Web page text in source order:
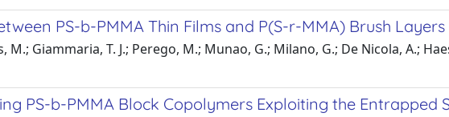
PS-b-PMMA Thin Films and P(S-r-MMA) Brush Layers
M.; Giammaria, T. J.; Perego, M.; Munao, G.; Milano, G.; De Nicola, A.;
PS-b-PMMA Block Copolymers Exploiting the Entrapped